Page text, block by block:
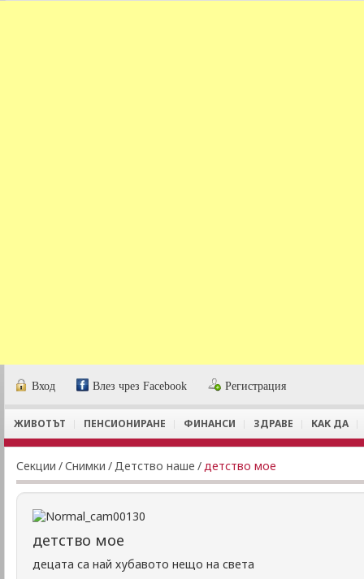
Вход Влез чрез Facebook Регистрация
ЖИВОТЪТ ПЕНСИОНИРАНЕ ФИНАНСИ ЗДРАВЕ КАК ДА
Секции /Снимки /Детство наше /детство мое
детство мое
децата са най хубавото нещо на света